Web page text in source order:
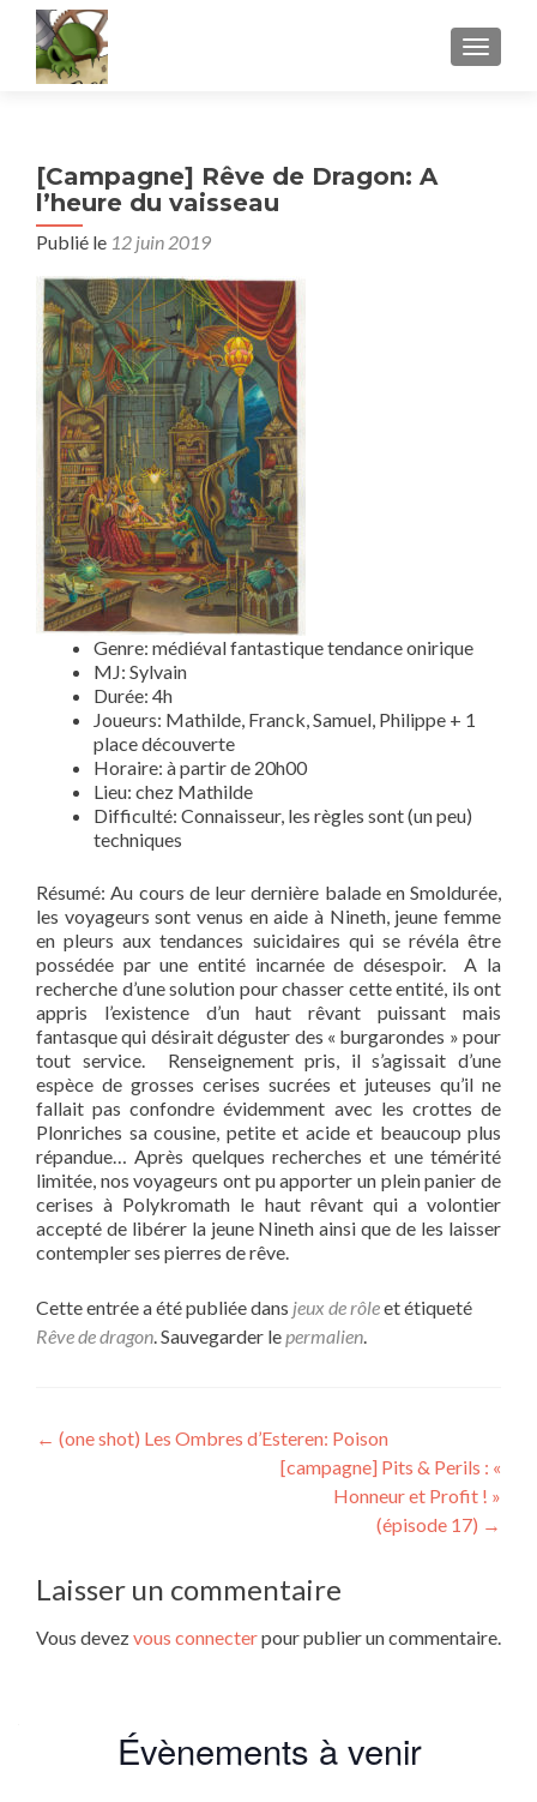
[Campagne] Rêve de Dragon: A
l’heure du vaisseau
Publié le 12 juin 2019
Genre: médiéval fantastique tendance onirique
MJ: Sylvain
Durée: 4h
Joueurs: Mathilde, Franck, Samuel, Philippe + 1
place découverte
Horaire: à partir de 20h00
Lieu: chez Mathilde
Difficulté: Connaisseur, les règles sont (un peu)
techniques
Résumé: Au cours de leur dernière balade en Smoldurée,
les voyageurs sont venus en aide à Nineth, jeune femme
en pleurs aux tendances suicidaires qui se révéla être
possédée par une entité incarnée de désespoir. A la
recherche d’une solution pour chasser cette entité, ils ont
appris l’existence d’un haut rêvant puissant mais
fantasque qui désirait déguster des « burgarondes » pour
tout service. Renseignement pris, il s’agissait d’une
espèce de grosses cerises sucrées et juteuses qu’il ne
fallait pas confondre évidemment avec les crottes de
Plonriches sa cousine, petite et acide et beaucoup plus
répandue… Après quelques recherches et une témérité
limitée, nos voyageurs ont pu apporter un plein panier de
cerises à Polykromath le haut rêvant qui a volontier
accepté de libérer la jeune Nineth ainsi que de les laisser
contempler ses pierres de rêve.
Cette entrée a été publiée dans jeux de rôleet étiqueté
Rêve de dragon. Sauvegarder lepermalien.
Navigation
← (one shot) Les Ombres d’Esteren: Poison
[campagne] Pits & Perils : «
Honneur et Profit ! »
(épisode 17) →
Laisser un commentaire
Vous devezvous connecterpour publier un commentaire.
Évènements à venir